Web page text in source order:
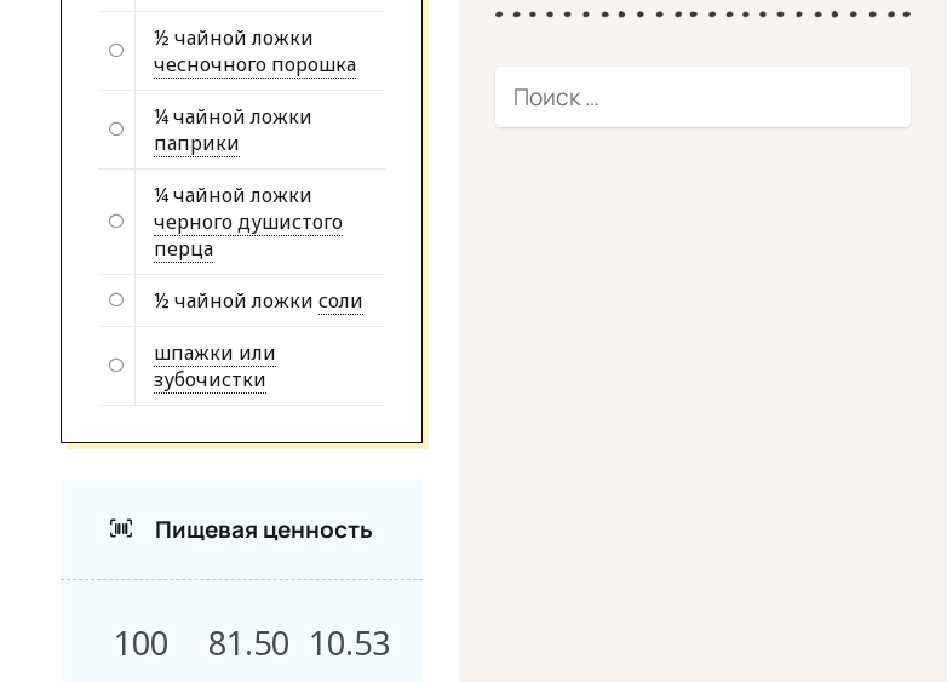
½ чайной ложки
чесночного порошка
¼ чайной ложки
паприки
¼ чайной ложки
черного душистого
перца
½ чайной ложки соли
шпажки или
зубочистки
Пищевая ценность
100
81.50 10.53